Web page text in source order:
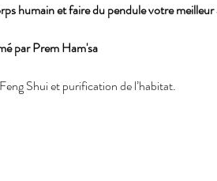
humain et faire du pendule votre meilleur
par Prem Ham'sa
Shui et purification de l’habitat.